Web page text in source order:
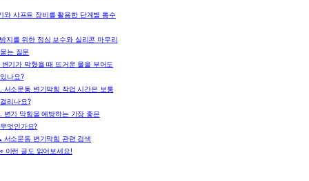
와 샤프트 장비를 활용한 단계별 통수
지를 위한 정심 보수와 실리콘 마무리
는 질문
변기가 막혔을 때 뜨거운 물을 부어도
나요?
서소문동 변기막힘 작업 시간은 보통
리나요?
변기 막힘을 예방하는 가장 좋은
엇인가요?
서소문동 변기막힘 관련 검색
이런 글도 읽어보세요!